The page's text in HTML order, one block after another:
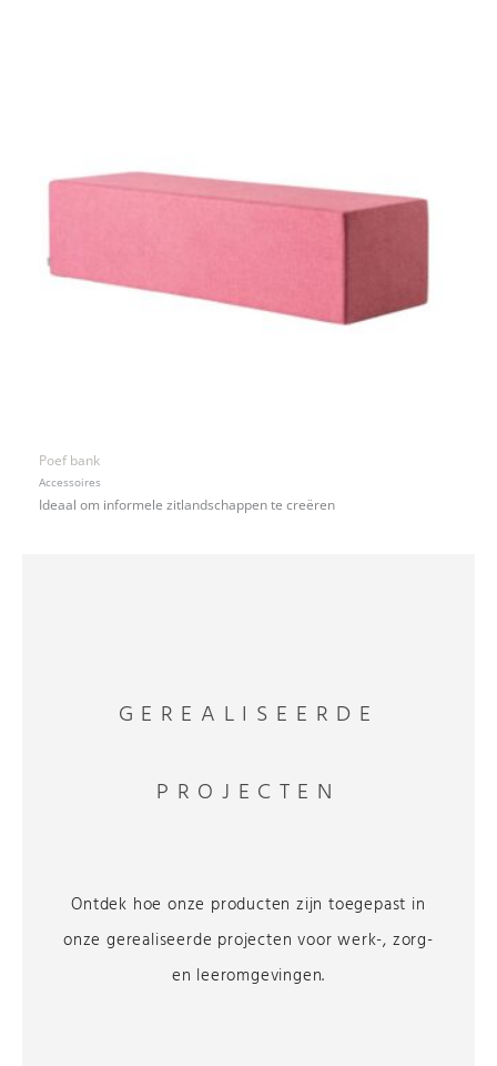
Poef bank
Accessoires
Ideaal om informele zitlandschappen te creëren
GEREALISEERDE
PROJECTEN
Ontdek hoe onze producten zijn toegepast in
onze gerealiseerde projecten voor werk-, zorg-
en leeromgevingen.